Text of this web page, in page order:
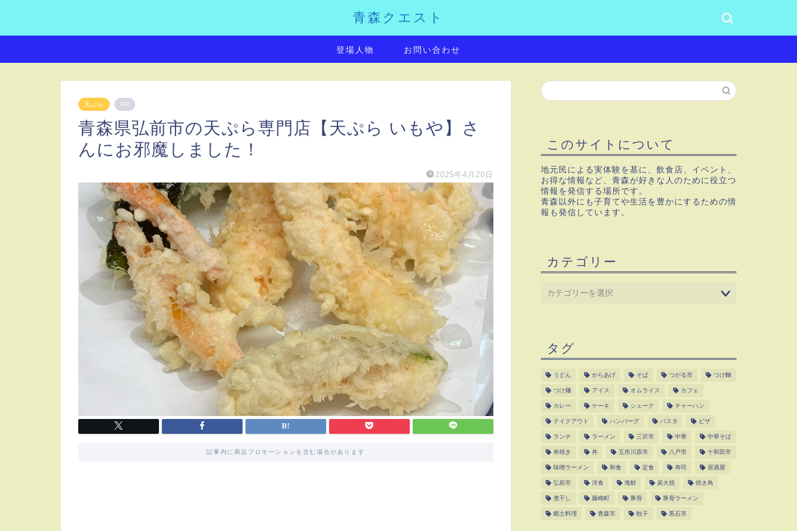
青森クエスト
登場人物 お問い合わせ
天ぷら PR
青森県弘前市の天ぷら専門店【天ぷら いもや】さ
んにお邪魔しました！
2025年4月20日
記事内に商品プロモーションを含む場合があります
このサイトについて
地元民による実体験を基に、飲食店、イベント、
お得な情報など、青森が好きな人のために役立つ
情報を発信する場所です。
青森以外にも子育てや生活を豊かにするための情
報も発信しています。
カテゴリー
タグ
うどん からあげ そば つがる市 つけ麵
つけ麺 アイス オムライス カフェ
カレー ケーキ シェーク チャーハン
テイクアウト ハンバーグ パスタ ピザ
ランチ ラーメン 三沢市 中華 中華そば
串焼き 丼 五所川原市 八戸市 十和田市
味噌ラーメン 和食 定食 寿司 居酒屋
弘前市 洋食 海鮮 炭火焼 焼き鳥
煮干し 藤崎町 豚骨 豚骨ラーメン
郷土料理 青森市 餃子 黒石市